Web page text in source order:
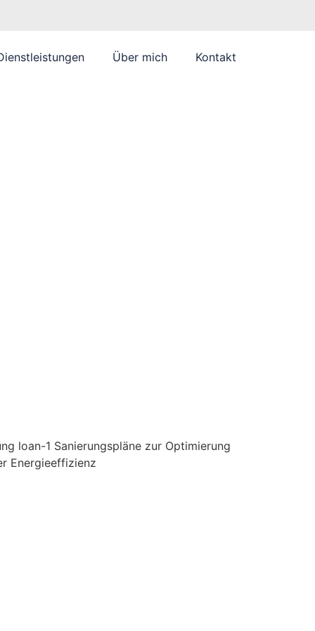
Über mich Kontakt